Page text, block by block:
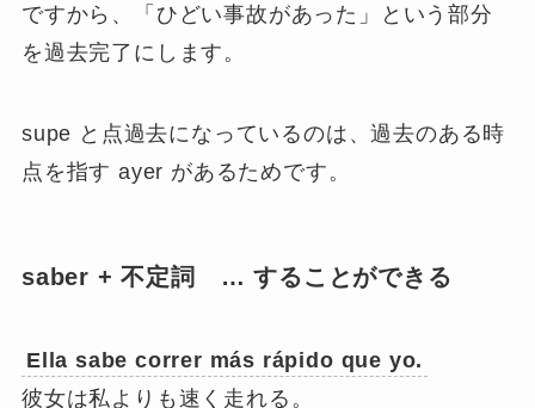
ですから、「ひどい事故があった」という部分
を過去完了にします。
supe と点過去になっているのは、過去のある時
点を指す ayer があるためです。
saber + 不定詞 … することができる
Ella sabe correr más rápido que yo.
彼女は私よりも速く走れる。